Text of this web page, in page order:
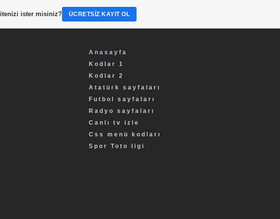
Anasayfa
Kodlar 1
Kodlar 2
Atatürk sayfaları
Futbol sayfaları
Radyo sayfaları
Canlı tv izle
Css menü kodları
Spor Toto ligi
ister misiniz? ÜCRETSIZ KAYIT OL